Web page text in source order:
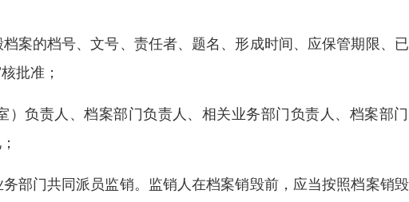
案的档号、文号、责任者、题名、形成时间、应保管期限、
批准；
）负责人、档案部门负责人、相关业务部门负责人、档案部
部门共同派员监销。监销人在档案销毁前，应当按照档案销